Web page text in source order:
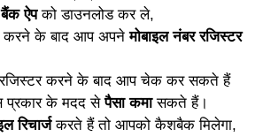
ऐपको डाउनलोड कर ले,
करने के बाद आप अपनेमोबाइल नंबर रजिस्टर
रजिस्टर करने के बाद आप चेक कर सकते हैं
प्रकार के मदद सेपैसा कमासकते हैं।
रिचार्जकरते हैं तो आपको कैशबैक मिलेगा,